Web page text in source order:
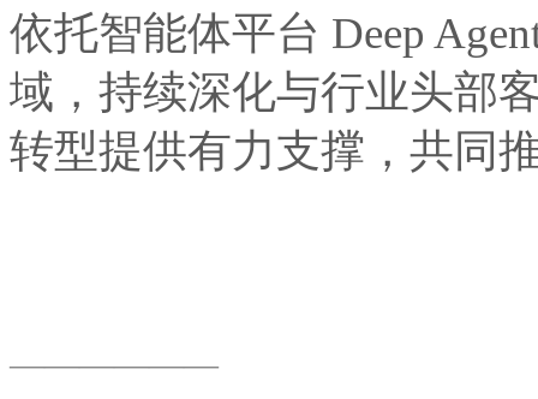
依托智能体平台 Deep
域，持续深化与行业头部
转型提供有力支撑，共
——————